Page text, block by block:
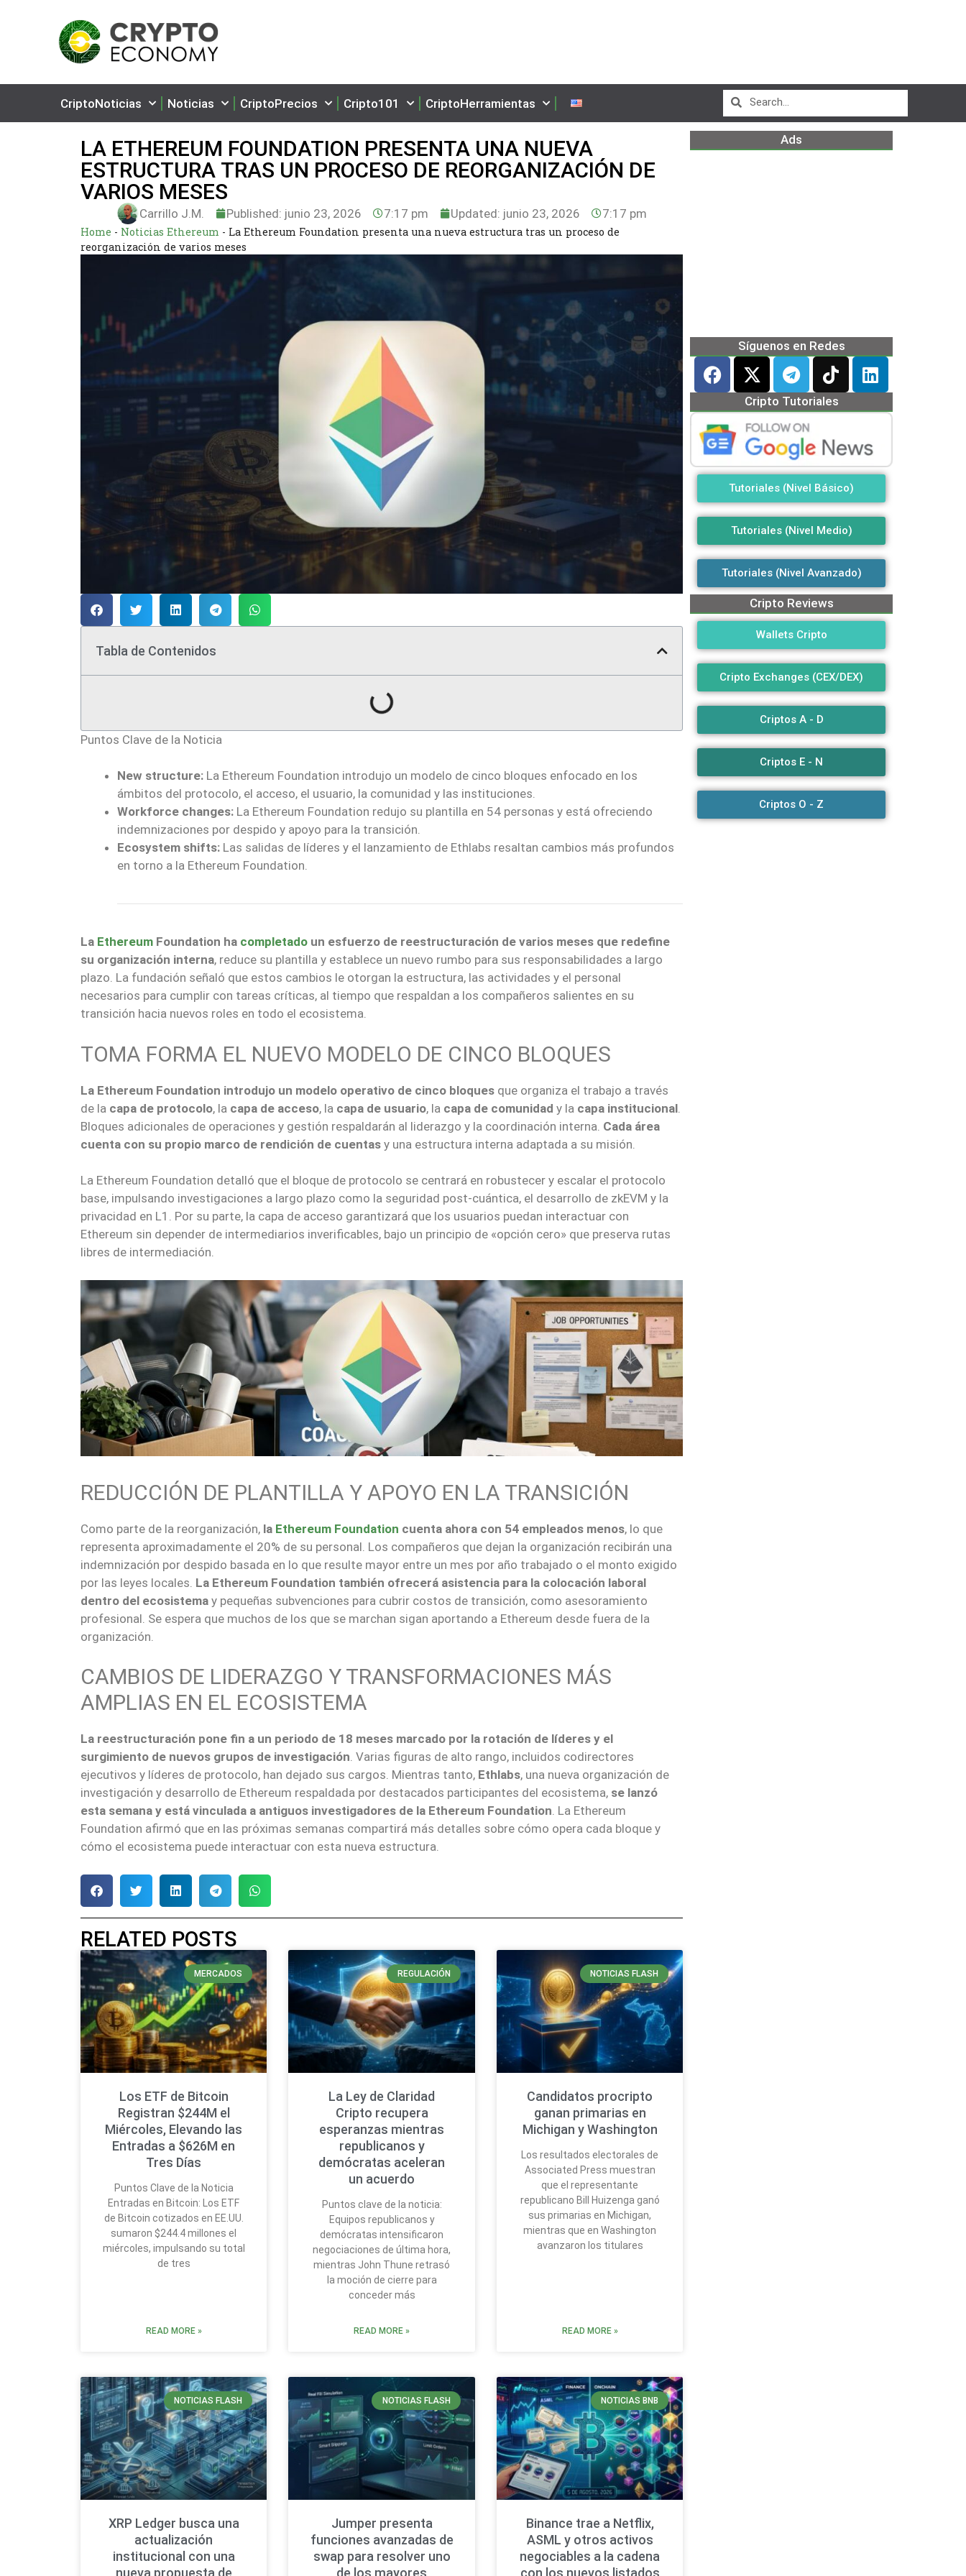
CriptoNoticias Noticias CriptoPrecios Cripto101 CriptoHerramientas
LA ETHEREUM FOUNDATION PRESENTA UNA NUEVA
ESTRUCTURA TRAS UN PROCESO DE REORGANIZACIÓN DE
VARIOS MESES
Carrillo J.M. Published: junio 23, 2026 7:17 pm Updated: junio 23, 2026 7:17 pm
Home - Noticias Ethereum - La Ethereum Foundation presenta una nueva estructura tras un proceso de
reorganización de varios meses
Tabla de Contenidos
Puntos Clave de la Noticia
New structure: La Ethereum Foundation introdujo un modelo de cinco bloques enfocado en los
ámbitos del protocolo, el acceso, el usuario, la comunidad y las instituciones.
Workforce changes: La Ethereum Foundation redujo su plantilla en 54 personas y está ofreciendo
indemnizaciones por despido y apoyo para la transición.
Ecosystem shifts: Las salidas de líderes y el lanzamiento de Ethlabs resaltan cambios más profundos
en torno a la Ethereum Foundation.
La Ethereum Foundation ha completado un esfuerzo de reestructuración de varios meses que redefine
su organización interna, reduce su plantilla y establece un nuevo rumbo para sus responsabilidades a largo
plazo. La fundación señaló que estos cambios le otorgan la estructura, las actividades y el personal
necesarios para cumplir con tareas críticas, al tiempo que respaldan a los compañeros salientes en su
transición hacia nuevos roles en todo el ecosistema.
TOMA FORMA EL NUEVO MODELO DE CINCO BLOQUES
La Ethereum Foundation introdujo un modelo operativo de cinco bloques que organiza el trabajo a través
de la capa de protocolo, la capa de acceso, la capa de usuario, la capa de comunidad y la capa institucional
Bloques adicionales de operaciones y gestión respaldarán al liderazgo y la coordinación interna. Cada área
cuenta con su propio marco de rendición de cuentas y una estructura interna adaptada a su misión.
La Ethereum Foundation detalló que el bloque de protocolo se centrará en robustecer y escalar el protocolo
base, impulsando investigaciones a largo plazo como la seguridad post-cuántica, el desarrollo de zkEVM y la
privacidad en L1. Por su parte, la capa de acceso garantizará que los usuarios puedan interactuar con
Ethereum sin depender de intermediarios inverificables, bajo un principio de «opción cero» que preserva rutas
libres de intermediación.
REDUCCIÓN DE PLANTILLA Y APOYO EN LA TRANSICIÓN
Como parte de la reorganización, la Ethereum Foundation cuenta ahora con 54 empleados menos, lo que
representa aproximadamente el 20% de su personal. Los compañeros que dejan la organización recibirán una
indemnización por despido basada en lo que resulte mayor entre un mes por año trabajado o el monto exigido
por las leyes locales. La Ethereum Foundation también ofrecerá asistencia para la colocación laboral
dentro del ecosistema y pequeñas subvenciones para cubrir costos de transición, como asesoramiento
profesional. Se espera que muchos de los que se marchan sigan aportando a Ethereum desde fuera de la
organización.
CAMBIOS DE LIDERAZGO Y TRANSFORMACIONES MÁS
AMPLIAS EN EL ECOSISTEMA
La reestructuración pone fin a un periodo de 18 meses marcado por la rotación de líderes y el
surgimiento de nuevos grupos de investigación. Varias figuras de alto rango, incluidos codirectores
ejecutivos y líderes de protocolo, han dejado sus cargos. Mientras tanto, Ethlabs, una nueva organización de
investigación y desarrollo de Ethereum respaldada por destacados participantes del ecosistema, se lanzó
esta semana y está vinculada a antiguos investigadores de la Ethereum Foundation. La Ethereum
Foundation afirmó que en las próximas semanas compartirá más detalles sobre cómo opera cada bloque y
cómo el ecosistema puede interactuar con esta nueva estructura.
RELATED POSTS
MERCADOS
Los ETF de Bitcoin
Registran $244M el
Miércoles, Elevando las
Entradas a $626M en
Tres Días
Puntos Clave de la Noticia
Entradas en Bitcoin: Los ETF
de Bitcoin cotizados en EE.UU.
sumaron $244.4 millones el
miércoles, impulsando su total
de tres
READ MORE »
REGULACIÓN
La Ley de Claridad
Cripto recupera
esperanzas mientras
republicanos y
demócratas aceleran
un acuerdo
Puntos clave de la noticia:
Equipos republicanos y
demócratas intensificaron
negociaciones de última hora,
mientras John Thune retrasó
la moción de cierre para
conceder más
READ MORE »
NOTICIAS FLASH
Candidatos procripto
ganan primarias en
Michigan y Washington
Los resultados electorales de
Associated Press muestran
que el representante
republicano Bill Huizenga ganó
sus primarias en Michigan,
mientras que en Washington
avanzaron los titulares
READ MORE »
NOTICIAS FLASH
XRP Ledger busca una
actualización
institucional con una
nueva propuesta de
NOTICIAS FLASH
Jumper presenta
funciones avanzadas de
swap para resolver uno
de los mayores
NOTICIAS BNB
Binance trae a Netflix,
ASML y otros activos
negociables a la cadena
con los nuevos listados
Ads
Síguenos en Redes
Cripto Tutoriales
Tutoriales (Nivel Básico)
Tutoriales (Nivel Medio)
Tutoriales (Nivel Avanzado)
Cripto Reviews
Wallets Cripto
Cripto Exchanges (CEX/DEX)
Criptos A - D
Criptos E - N
Criptos O - Z